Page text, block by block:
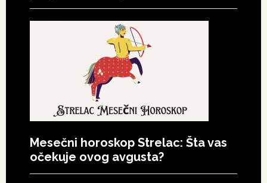
Mesečni horoskop Strelac: Šta vas
očekuje ovog avgusta?